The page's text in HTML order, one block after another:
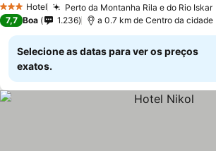
3 EstrelasHotel Perto da Montanha Rila e do Rio Iskar
7,7 Boa 1.236 a 0.7 km de Centro da cidade
Selecione as datas para ver os preços
exatos.